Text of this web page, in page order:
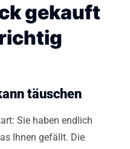
gekauft
täuschen
Sie haben endlich
Ihnen gefällt. Die